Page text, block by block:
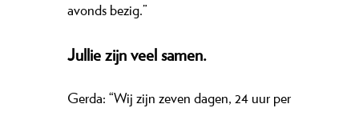
avonds bezig.”
Jullie zijn veel samen.
Gerda: “Wij zijn zeven dagen, 24 uur per